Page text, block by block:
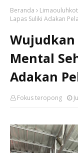
Beranda
Lapas Suliki Adakan
Wujudkan
Mental
Adakan
Fokus teropong